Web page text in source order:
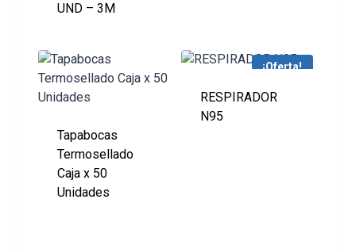
UND – 3M
Tapabocas
Termosellado
Caja x 50
Unidades
¡Oferta!
RESPIRADOR
N95